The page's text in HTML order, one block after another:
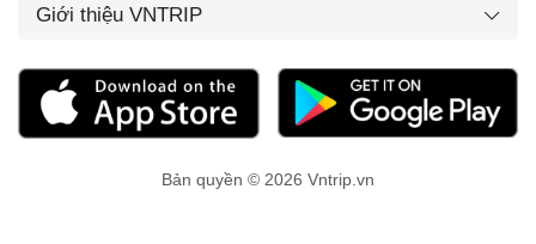
Giới thiệu VNTRIP
Bản quyền © 2026 Vntrip.vn